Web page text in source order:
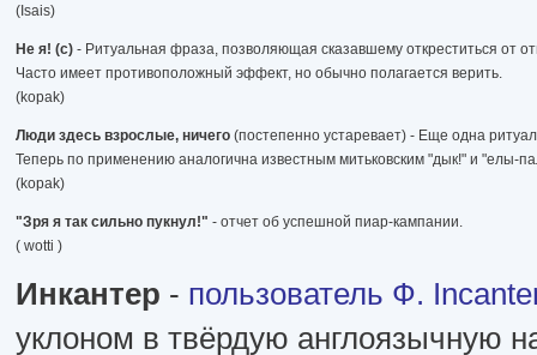
(Isais)
Не я! (с) - Ритуальная фраза, позволяющая сказавшему откреститься от
Часто имеет противоположный эффект, но обычно полагается верить.
(kopak)
Люди здесь взрослые, ничего (постепенно устаревает) - Еще одна
Теперь по применению аналогична известным митьковским "дык!" и "елы-
(kopak)
"Зря я так сильно пукнул!" - отчет об успешной пиар-кампании.
( wotti )
Инкантер - пользователь Ф.
уклоном в твёрдую англоязычную